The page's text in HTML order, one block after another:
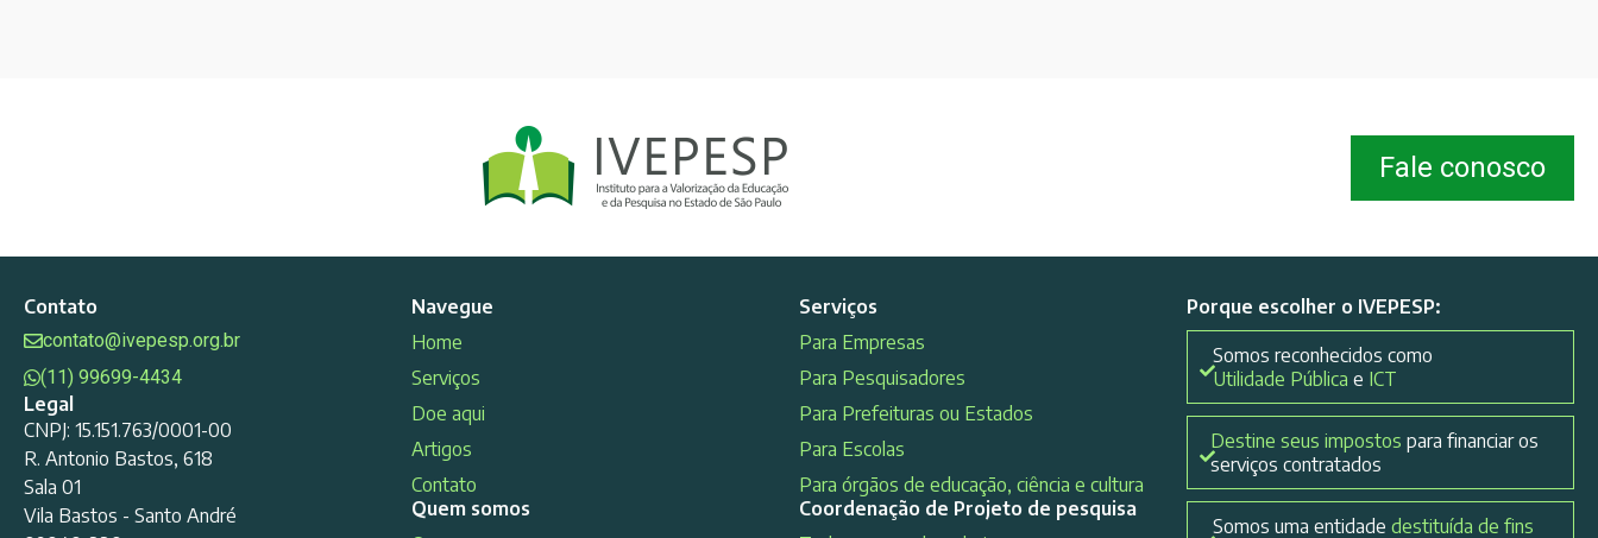
Fale conosco
Contato
contato@ivepesp.org.br
(11) 99699-4434
Legal
CNPJ: 15.151.763/0001-00
R. Antonio Bastos, 618
Sala 01
Vila Bastos - Santo André
Navegue
Home
Serviços
Doe aqui
Artigos
Contato
Quem somos
Serviços
Para Empresas
Para Pesquisadores
Para Prefeituras ou Estados
Para Escolas
Para órgãos de educação, ciência e cultura
Coordenação de Projeto de pesquisa
Porque escolher o IVEPESP:
Somos reconhecidos como
Utilidade Pública e ICT
Destine seus impostos para financiar os
serviços contratados
Somos uma entidadedestituída de fins